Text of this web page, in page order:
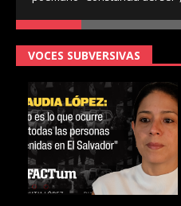
VOCES SUBVERSIVAS